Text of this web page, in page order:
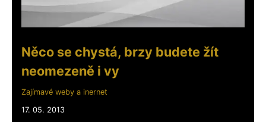
Něco se chystá, brzy budete žít
neomezeně i vy
Zajímavé weby a inernet
17. 05. 2013